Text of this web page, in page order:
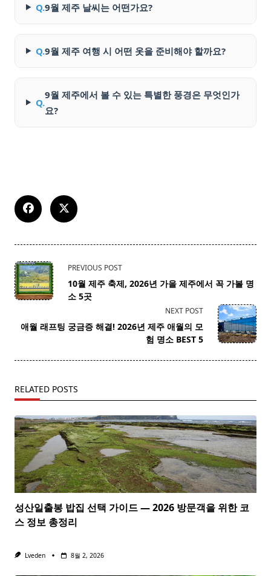
Q.9월 제주 날씨는 어떤가요?
Q.9월 제주 여행 시 어떤 옷을 준비해야 할까요?
Q.
9월 제주에서 볼 수 있는 특별한 풍경은 무엇인가
요?
<span
class="nav-
subtitle
reader-
PREVIOUS POST
10월 제주 축제, 2026년 가을 제주에서 꼭 가볼 명
소 5곳
NEXT POST
애월 래프팅 궁금증 해결! 2026년 제주 애월의 모
험 명소 BEST 5
RELATED POSTS
성산일출봉 밥집 선택 가이드 — 2026 방문객을 위한 코
스 정보 총정리
Lveden 8월 2, 2026